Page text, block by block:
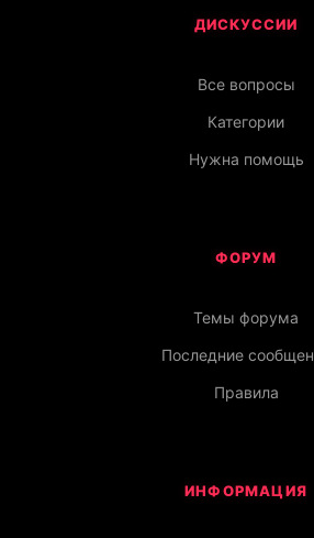
ДИСКУССИИ
Все вопросы
Категории
Нужна помощь
ФОРУМ
Темы форума
Последние
Правила
ИНФОРМАЦИЯ